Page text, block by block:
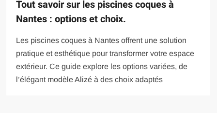
Tout savoir sur les piscines coques à
Nantes : options et choix.
Les piscines coques à Nantes offrent une solution
pratique et esthétique pour transformer votre espace
extérieur. Ce guide explore les options variées, de
l’élégant modèle Alizé à des choix adaptés